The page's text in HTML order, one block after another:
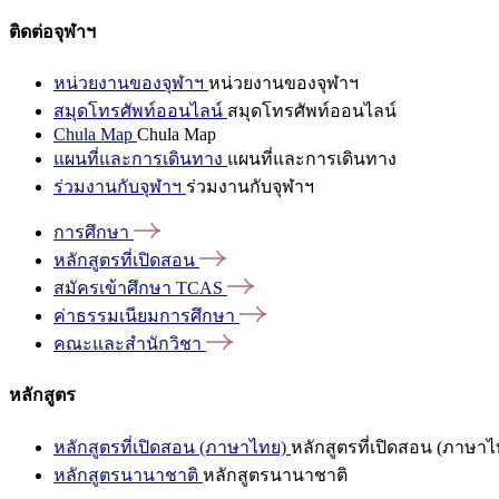
ติดต่อจุฬาฯ
หน่วยงานของจุฬาฯ หน่วยงานของจุฬาฯ
สมุดโทรศัพท์ออนไลน์ สมุดโทรศัพท์ออนไลน์
Chula Map Chula Map
แผนที่และการเดินทาง แผนที่และการเดินทาง
ร่วมงานกับจุฬาฯ ร่วมงานกับจุฬาฯ
การศึกษา
หลักสูตรที่เปิดสอน
สมัครเข้าศึกษา TCAS
ค่าธรรมเนียมการศึกษา
คณะและสำนักวิชา
หลักสูตร
หลักสูตรที่เปิดสอน (ภาษาไทย) หลักสูตรที่เปิดสอน (ภาษาไ
หลักสูตรนานาชาติ หลักสูตรนานาชาติ